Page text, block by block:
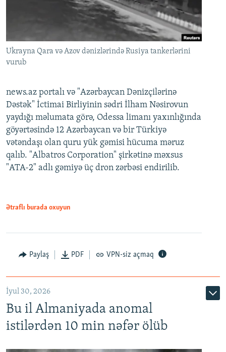
Ukrayna Qara və Azov dənizlərində Rusiya tankerlərini
vurub
news.az portalı və "Azərbaycan Dənizçilərinə
Dəstək" İctimai Birliyinin sədri İlham Nəsirovun
yaydığı məlumata görə, Odessa limanı yaxınlığında
göyərtəsində 12 Azərbaycan və bir Türkiyə
vətəndaşı olan quru yük gəmisi hücuma məruz
qalıb. "Albatros Corporation" şirkətinə məxsus
"ATA-2" adlı gəmiyə üç dron zərbəsi endirilib.
Ətraflı burada oxuyun
Paylaş PDF VPN-siz açmaq
İyul 30, 2026
Bu il Almaniyada anomal
istilərdən 10 min nəfər ölüb